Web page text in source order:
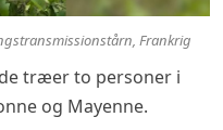
Frankrig
træer to personer i
og Mayenne.